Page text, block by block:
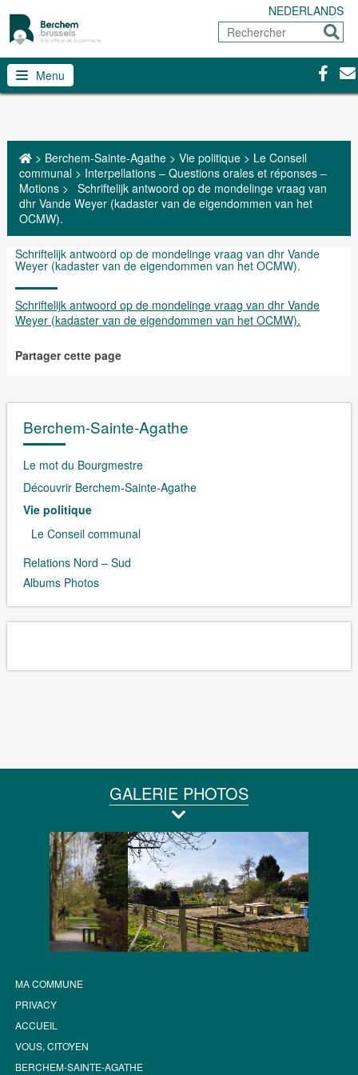
NEDERLANDS
Rechercher
Menu
> Berchem-Sainte-Agathe> Vie politique> Le Conseil
communal> Interpellations – Questions orales et réponses –
Motions> Schriftelijk antwoord op de mondelinge vraag van
dhr Vande Weyer (kadaster van de eigendommen van het
OCMW).
Schriftelijk antwoord op de mondelinge vraag van dhr Vande
Weyer (kadaster van de eigendommen van het OCMW).
Schriftelijk antwoord op de mondelinge vraag van dhr Vande
Weyer (kadaster van de eigendommen van het OCMW).
Partager cette page
Berchem-Sainte-Agathe
Le mot du Bourgmestre
Découvrir Berchem-Sainte-Agathe
Vie politique
Le Conseil communal
Relations Nord – Sud
Albums Photos
GALERIE PHOTOS
MA COMMUNE
PRIVACY
ACCUEIL
VOUS, CITOYEN
BERCHEM-SAINTE-AGATHE